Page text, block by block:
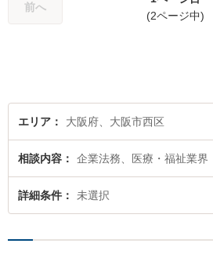
前へ
(2ページ中)
エリア 大阪府、大阪市西区
相談内容 企業法務、医療・福祉業界
詳細条件 未選択